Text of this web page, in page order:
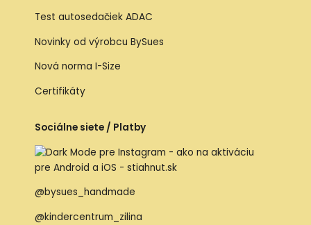
Test autosedačiek ADAC
Novinky od výrobcu BySues
Nová norma I-Size
Certifikáty
Sociálne siete / Platby
@bysues_handmade
@kindercentrum_zilina